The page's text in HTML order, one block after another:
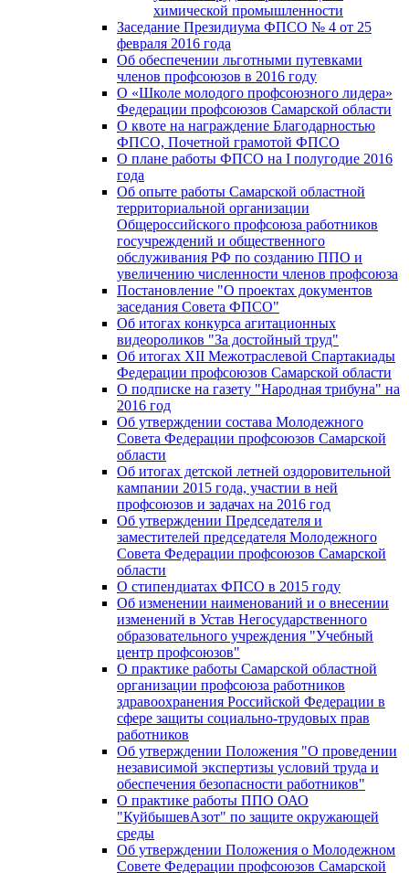
химической промышленности
Заседание Президиума ФПСО № 4 от 25
февраля 2016 года
Об обеспечении льготными путевками
членов профсоюзов в 2016 году
О «Школе молодого профсоюзного лидера»
Федерации профсоюзов Самарской области
О квоте на награждение Благодарностью
ФПСО, Почетной грамотой ФПСО
О плане работы ФПСО на I полугодие 2016
года
Об опыте работы Самарской областной
территориальной организации
Общероссийского профсоюза работников
госучреждений и общественного
обслуживания РФ по созданию ППО и
увеличению численности членов профсоюза
Постановление "О проектах документов
заседания Совета ФПСО"
Об итогах конкурса агитационных
видеороликов "За достойный труд"
Об итогах XII Межотраслевой Спартакиады
Федерации профсоюзов Самарской области
О подписке на газету "Народная трибуна" на
2016 год
Об утверждении состава Молодежного
Совета Федерации профсоюзов Самарской
области
Об итогах детской летней оздоровительной
кампании 2015 года, участии в ней
профсоюзов и задачах на 2016 год
Об утверждении Председателя и
заместителей председателя Молодежного
Совета Федерации профсоюзов Самарской
области
О стипендиатах ФПСО в 2015 году
Об изменении наименований и о внесении
изменений в Устав Негосударственного
образовательного учреждения "Учебный
центр профсоюзов"
О практике работы Самарской областной
организации профсоюза работников
здравоохранения Российской Федерации в
сфере защиты социально-трудовых прав
работников
Об утверждении Положения "О проведении
независимой экспертизы условий труда и
обеспечения безопасности работников"
О практике работы ППО ОАО
"КуйбышевАзот" по защите окружающей
среды
Об утверждении Положения о Молодежном
Совете Федерации профсоюзов Самарской